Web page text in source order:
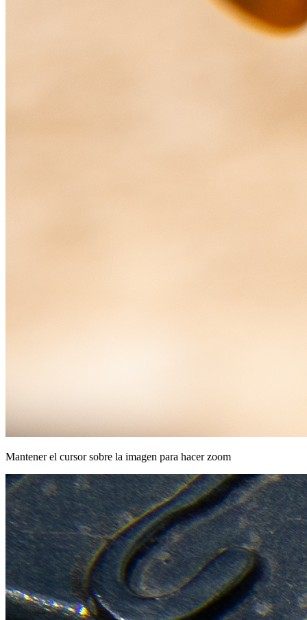
Mantener el cursor sobre la imagen para hacer zoom